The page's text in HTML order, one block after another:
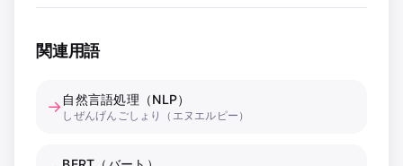
関連用語
→自然言語処理（NLP）
しぜんげんごしょり（エヌエルピー）